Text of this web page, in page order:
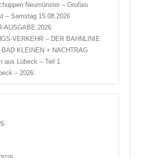
Neumünster – Großes
– Samstag 15.08.2026
AUSGABE 2026
VERKEHR – DER BAHNLINIE
KLEINEN + NACHTRAG
aus Lübeck – Teil 1
– 2026